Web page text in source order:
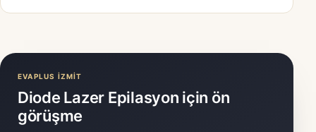
EVAPLUS İZMİT
Diode Lazer Epilasyon için ön
görüşme